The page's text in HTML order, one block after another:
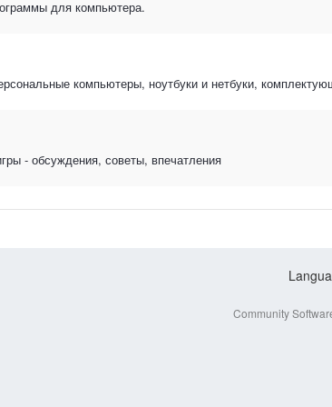
для компьютера.
компьютеры, ноутбуки и нетбуки,
- обсуждения, советы, впечатления
Community